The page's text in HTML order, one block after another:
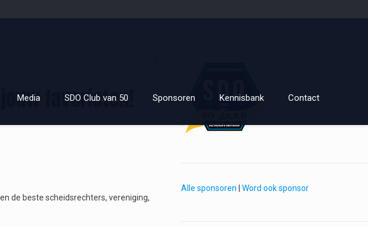
Media SDO Club van 50 Sponsoren Kennisbank Contact
favorieten!
de beste scheidsrechters, vereniging,
Alle sponsoren Word ook sponsor